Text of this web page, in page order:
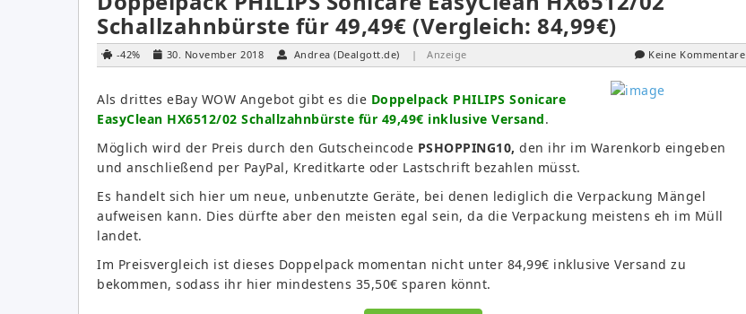
Schallzahnbürste für 49,49€ (Vergleich: 84,99€)
-42% 30. November 2018 Andrea (Dealgott.de) | Anzeige Keine Kommentare
Als drittes eBay WOW Angebot gibt es die Doppelpack PHILIPS Sonicare
EasyClean HX6512/02 Schallzahnbürste für 49,49€ inklusive Versand.
Möglich wird der Preis durch den Gutscheincode PSHOPPING10, den ihr im Warenkorb eingeben
und anschließend per PayPal, Kreditkarte oder Lastschrift bezahlen müsst.
Es handelt sich hier um neue, unbenutzte Geräte, bei denen lediglich die Verpackung Mängel
aufweisen kann. Dies dürfte aber den meisten egal sein, da die Verpackung meistens eh im Müll
landet.
Im Preisvergleich ist dieses Doppelpack momentan nicht unter 84,99€ inklusive Versand zu
bekommen, sodass ihr hier mindestens 35,50€ sparen könnt.